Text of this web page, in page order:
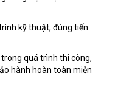
kỹ thuật, đúng tiến
quá trình thi công,
hành hoàn toàn miễn